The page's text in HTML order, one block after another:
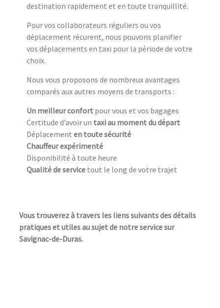
destination rapidement et en toute tranquillité.
Pour vos collaborateurs réguliers ou vos
déplacement récurent, nous pouvons planifier
vos déplacements en taxi pour la période de votre
choix.
Nous vous proposons de nombreux avantages
comparés aux autres moyens de transports :
Un meilleur confort pour vous et vos bagages
Certitude d’avoir un taxi au moment du départ
Déplacement en toute sécurité
Chauffeur expérimenté
Disponibilité à toute heure
Qualité de service tout le long de votre trajet
Vous trouverez à travers les liens suivants des détails
pratiques et utiles au sujet de notre service sur
Savignac-de-Duras.